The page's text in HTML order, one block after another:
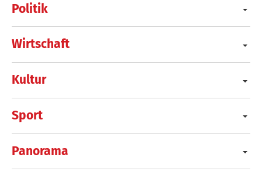
Politik
Wirtschaft
Kultur
Sport
Panorama